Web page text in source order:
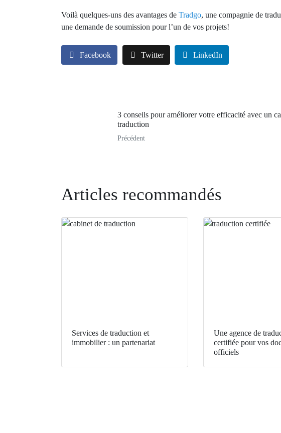
Voilà quelques-uns des avantages de Tradgo, une compagnie de
une demande de soumission pour l’un de vos projets!
Facebook Twitter LinkedIn
3 conseils pour améliorer votre efficacité avec un
traduction
Précédent
Articles recommandés
Services de traduction et
immobilier : un partenariat
Une agence de
certifiée pour vos
officiels